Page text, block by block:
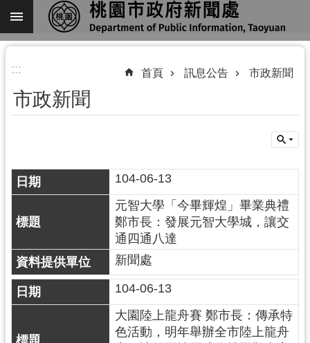
跳到主要內容區塊
進
搜
尋
關
於
我
們
機
關
通
訊
::: 首頁 訊息公告 市政新聞
市政新聞
104-06-13
元智大學「今畢輝煌」畢業典禮
鄭市長：發展元智大學城，讓交
通四通八達
新聞處
104-06-13
大園陸上龍舟賽 鄭市長：傳承特
色活動，明年舉辦全市陸上龍舟